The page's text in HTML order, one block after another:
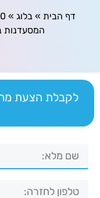
דף הבית »בלוג »
המסעדנות
לקבלת הצעת